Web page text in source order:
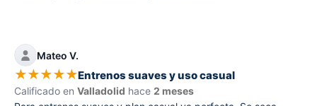
Mateo V.
★★★★★Entrenos suaves y uso casual
Calificado en Valladolid hace 2 meses